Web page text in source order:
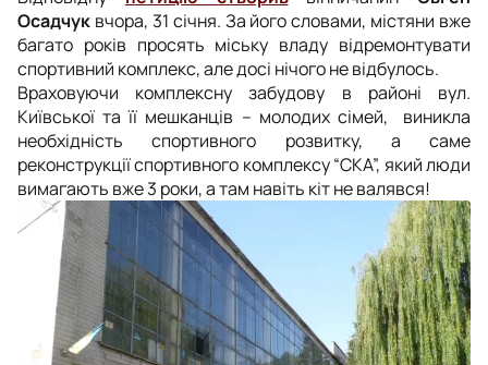
Осадчук вчора, 31 січня. За його словами, містяни вже
багато років просять міську владу відремонтувати
спортивний комплекс, але досі нічого не відбулось.
Враховуючи комплексну забудову в районі вул.
Київської та її мешканців – молодих сімей, виникла
необхідність спортивного розвитку, а саме
реконструкції спортивного комплексу “СКА”, який люди
вимагають вже 3 роки, а там навіть кіт не валявся!